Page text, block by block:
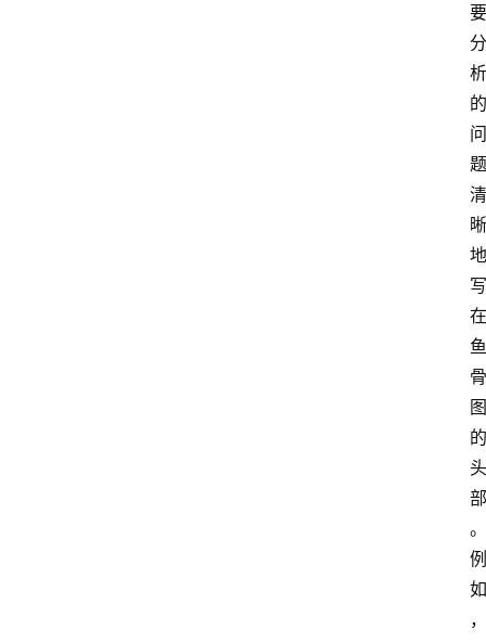
要
分
析
的
问
题
清
晰
地
写
在
鱼
骨
图
的
头
部
。
例
如
，